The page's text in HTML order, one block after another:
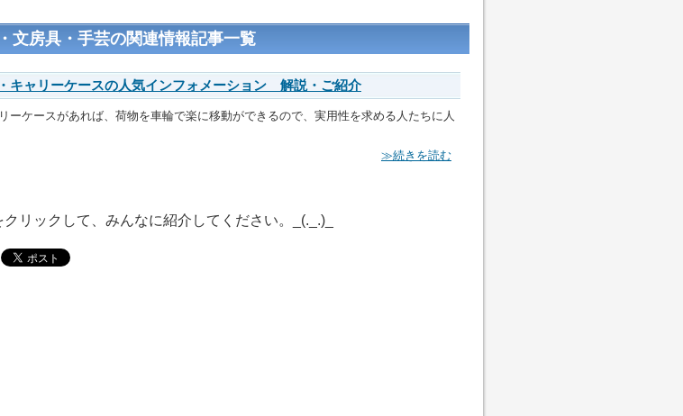
文房具・手芸の関連情報記事一覧
キャリーケースの人気インフォメーション 解説・ご紹介
ーケースがあれば、荷物を車輪で楽に移動ができるので、実用性を求める人たちに人
≫続きを読む
リックして、みんなに紹介してください。_(._.)_